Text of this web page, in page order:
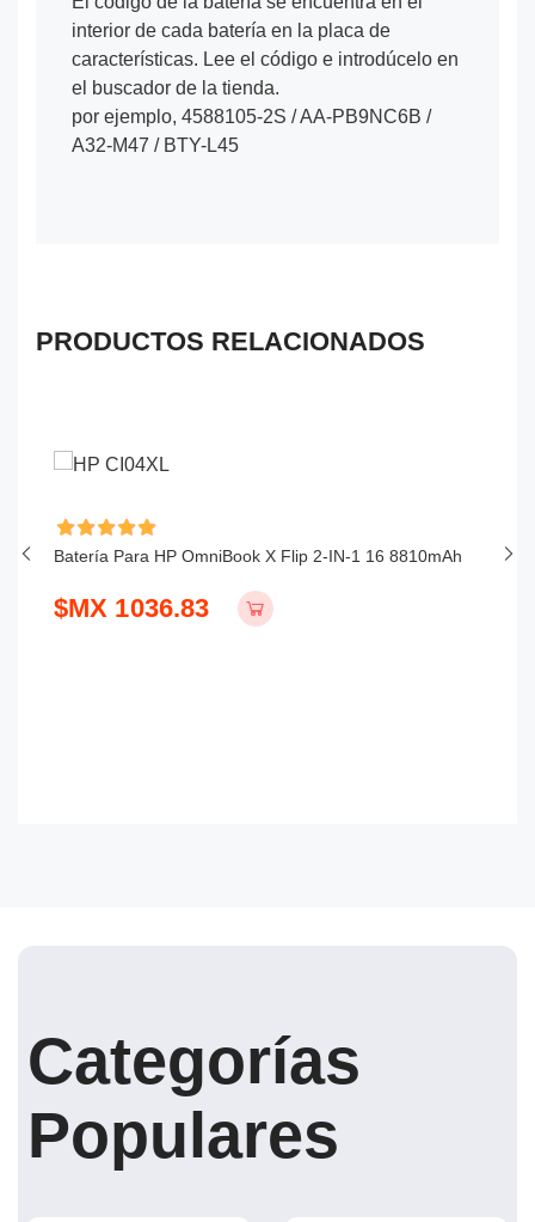
interior de cada batería en la placa de
características. Lee el código e introdúcelo en
el buscador de la tienda.
por ejemplo, 4588105-2S / AA-PB9NC6B /
A32-M47 / BTY-L45
PRODUCTOS RELACIONADOS
Batería Para HP OmniBook X Flip 2-IN-1 16 8810mAh
$MX 1036.83
Categorías
Populares